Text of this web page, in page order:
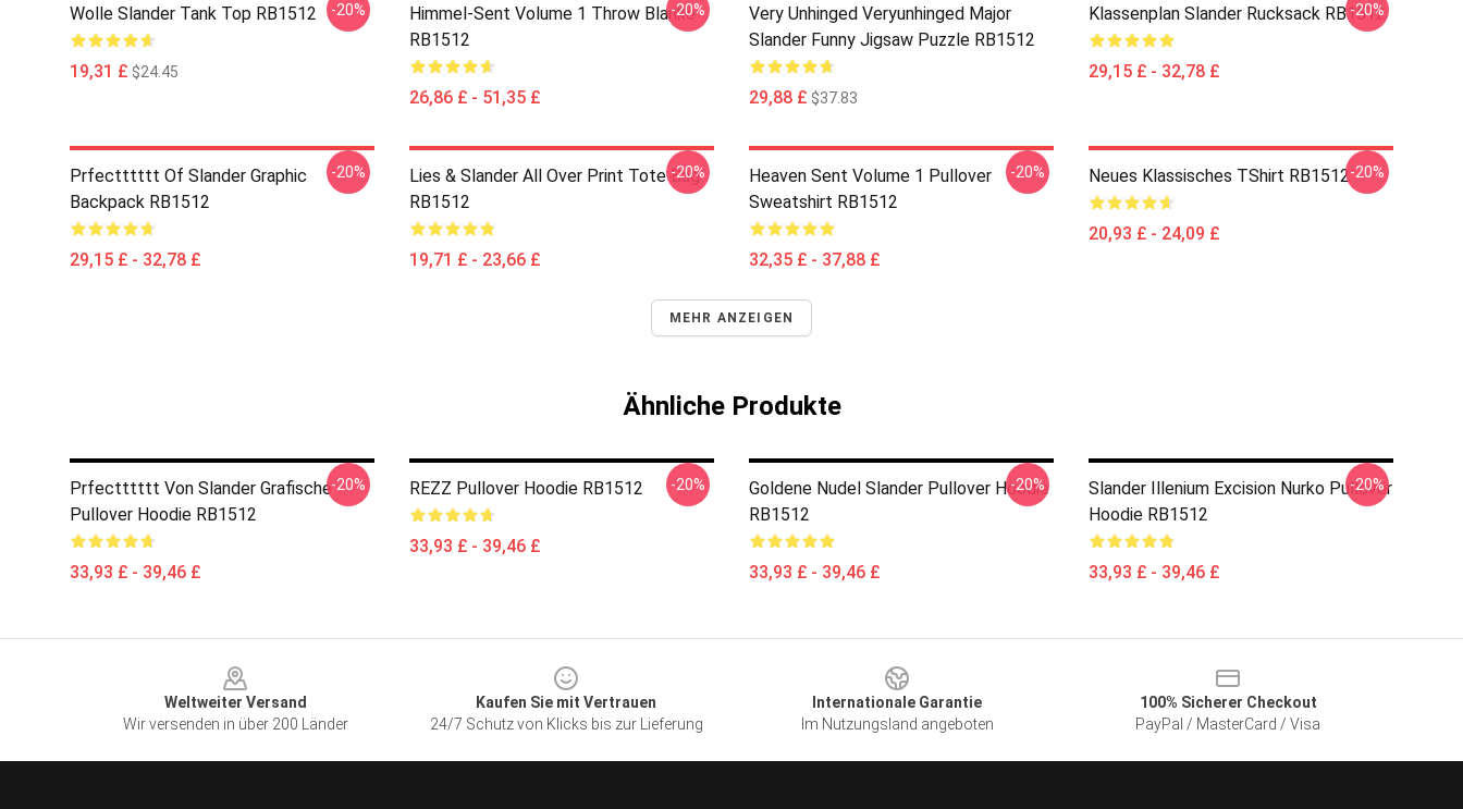
Wolle Slander Tank Top RB1512
19,31 £ $24.45
-20%
Himmel-Sent Volume 1 Throw Blanke
RB1512
26,86 £ - 51,35 £
-20%
Very Unhinged Veryunhinged Major
Slander Funny Jigsaw Puzzle RB1512
29,88 £ $37.83
Klassenplan Slander Rucksack RB1512
29,15 £ - 32,78 £
-20%
Prfectttttt Of Slander Graphic
Backpack RB1512
29,15 £ - 32,78 £
-20%
Lies & Slander All Over Print Tote Bag
RB1512
19,71 £ - 23,66 £
-20%
Heaven Sent Volume 1 Pullover
Sweatshirt RB1512
32,35 £ - 37,88 £
-20% Neues Klassisches TShirt RB1512
20,93 £ - 24,09 £
-20%
MEHR ANZEIGEN
Ähnliche Produkte
Prfectttttt Von Slander Grafische
Pullover Hoodie RB1512
33,93 £ - 39,46 £
-20% REZZ Pullover Hoodie RB1512
33,93 £ - 39,46 £
-20%
Goldene Nudel Slander Pullover Hoodie
RB1512
33,93 £ - 39,46 £
-20%
Slander Illenium Excision Nurko Pullover
Hoodie RB1512
33,93 £ - 39,46 £
-20%
Weltweiter Versand
Wir versenden in über 200 Länder
Kaufen Sie mit Vertrauen
24/7 Schutz von Klicks bis zur Lieferung
Internationale Garantie
Im Nutzungsland angeboten
100% Sicherer Checkout
PayPal / MasterCard / Visa